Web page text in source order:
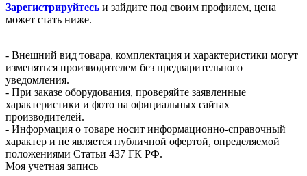
Зарегистрируйтесь и зайдите под своим профилем, цена
может стать ниже.
- Внешний вид товара, комплектация и характеристики могут
изменяться производителем без предварительного
уведомления.
- При заказе оборудования, проверяйте заявленные
характеристики и фото на официальных сайтах
производителей.
- Информация о товаре носит информационно-справочный
характер и не является публичной офертой, определяемой
положениями Статьи 437 ГК РФ.
Моя учетная запись